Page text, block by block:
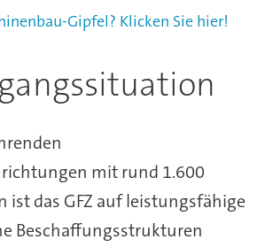
Gipfel? Klicken Sie hier!
mit rund 1.600
ist das GFZ auf leistungsfähige
Beschaffungsstrukturen